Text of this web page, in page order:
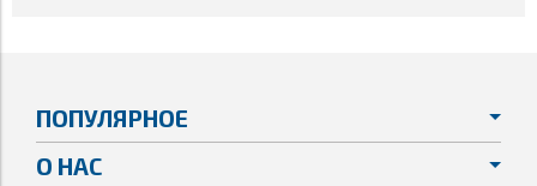
ПОПУЛЯРНОЕ
О НАС